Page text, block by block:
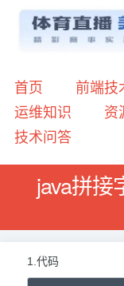
首页 前端技
运维知识
资
技术问答
java拼接
1.代码